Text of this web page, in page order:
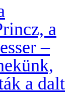
a
–
a dalt